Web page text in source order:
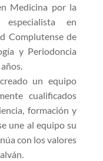
Medicina por la
en
Complutense de
y Periodoncia
un equipo
cualificados
formación y
une al equipo su
con los valores